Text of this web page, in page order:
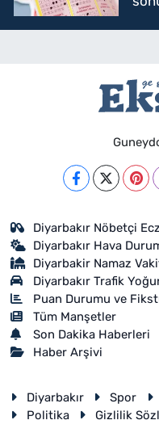
Diyarbakır Nöbetçi
Diyarbakır Hava
Diyarbakir Namaz
Diyarbakır Trafik
Puan Durumu ve
Tüm Manşetler
Son Dakika Haberleri
Haber Arşivi
Diyarbakır Spor
Politika
Gizlilik